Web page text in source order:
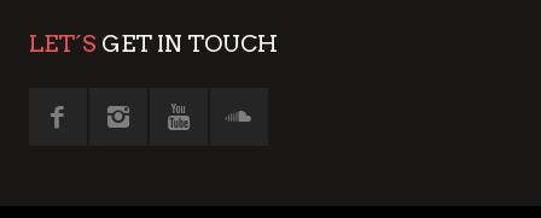
LET´S GET IN TOUCH